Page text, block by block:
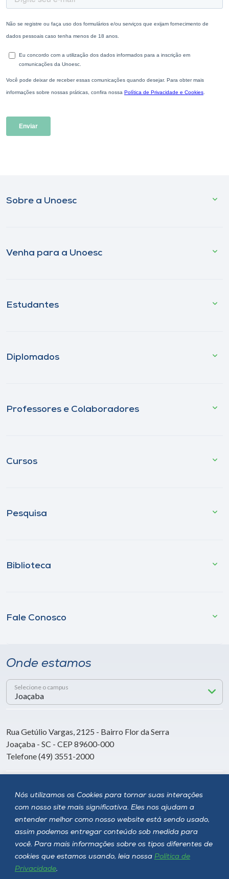
Nós utilizamos os Cookies para tornar suas interações
com nosso site mais significativa. Eles nos ajudam a
entender melhor como nosso website está sendo usado,
assim podemos entregar conteúdo sob medida para
você. Para mais informações sobre os tipos diferentes de
cookies que estamos usando, leia nossa Política de
Privacidade.
Sobre a Unoesc
Venha para a Unoesc
Estudantes
Diplomados
Professores e Colaboradores
Cursos
Pesquisa
Biblioteca
Fale Conosco
Onde estamos
Selecione o campus
Rua Getúlio Vargas, 2125 - Bairro Flor da Serra
Joaçaba - SC - CEP 89600-000
Telefone (49) 3551-2000
Siga a Unoesc